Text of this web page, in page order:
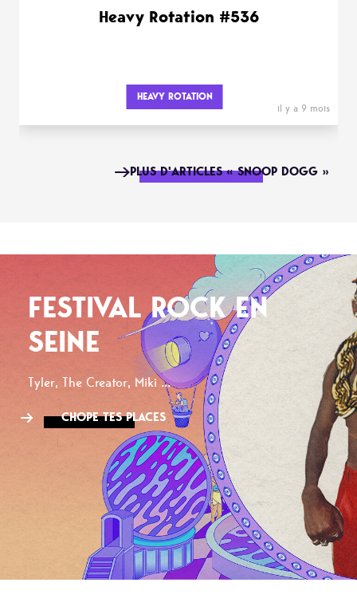
Heavy Rotation #536
HEAVY ROTATION
il y a 9 mois
PLUS D'ARTICLES « SNOOP DOGG »
FESTIVAL ROCK EN
SEINE
Tyler, The Creator, Miki ...
CHOPE TES PLACES